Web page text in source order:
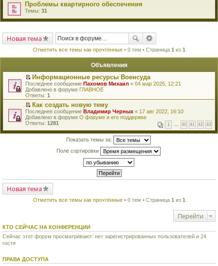
Проблемы квартирного обеспечения
Темы: 31
Новая тема
Отметить все темы как прочтённые• 0 тем • Страница 1 из 1
Объявления
П
е
р
е
й
т
и
к
е
п
р
о
ч
н
м
о
о
Информационные ресурсы Военсуда
Последнее сообщение Пахомов Михаил « 04 мар 2025, 12:21
Добавлено в форуме ГЛАВНОЕ
Ответы: 1
П
е
р
й
о
у
ч
и
т
о
Как создать новую тему
Последнее сообщение Владимир Черных « 17 авг 2022, 16:10
Добавлено в форуме О форуме и его поддержке
Ответы: 1281 1 … 40 41 42 43
Показать темы за:
Поле сортировки
Новая тема
Отметить все темы как прочтённые• 0 тем • Страница 1 из 1
Перейти
КТО СЕЙЧАС НА КОНФЕРЕНЦИИ
Сейчас этот форум просматривают: нет зарегистрированных пользователей и 24
гостя
ПРАВА ДОСТУПА